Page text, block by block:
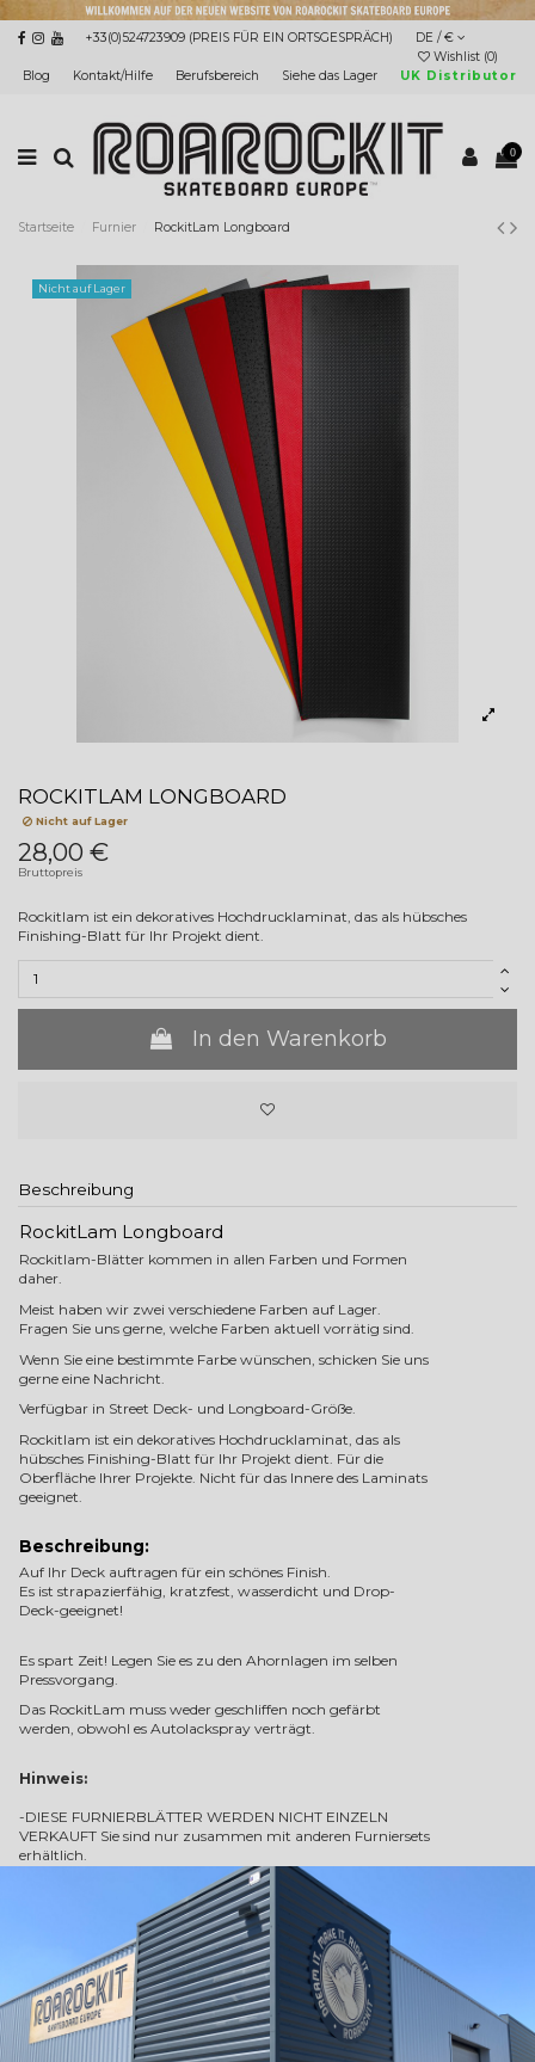
+33(0)524723909 (PREIS FÜR EIN ORTSGESPRÄCH)
DE / €
Wishlist (0)
Blog
Kontakt/Hilfe Berufsbereich Siehe das Lager UK Distributor
0
Startseite Furnier RockitLam Longboard
Nicht auf Lager
ROCKITLAM LONGBOARD
Nicht auf Lager
28,00 €
Bruttopreis
Rockitlam ist ein dekoratives Hochdrucklaminat, das als hübsches
Finishing-Blatt für Ihr Projekt dient.
In den Warenkorb
Beschreibung
RockitLam Longboard
Rockitlam-Blätter kommen in allen Farben und Formen
daher.
Meist haben wir zwei verschiedene Farben auf Lager.
Fragen Sie uns gerne, welche Farben aktuell vorrätig sind.
Wenn Sie eine bestimmte Farbe wünschen, schicken Sie uns
gerne eine Nachricht.
Verfügbar in Street Deck- und Longboard-Größe.
Rockitlam ist ein dekoratives Hochdrucklaminat, das als
hübsches Finishing-Blatt für Ihr Projekt dient. Für die
Oberfläche Ihrer Projekte. Nicht für das Innere des Laminats
geeignet.
Beschreibung:
Auf Ihr Deck auftragen für ein schönes Finish.
Es ist strapazierfähig, kratzfest, wasserdicht und Drop-
Deck-geeignet!
Es spart Zeit! Legen Sie es zu den Ahornlagen im selben
Pressvorgang.
Das RockitLam muss weder geschliffen noch gefärbt
werden, obwohl es Autolackspray verträgt.
Hinweis:
-DIESE FURNIERBLÄTTER WERDEN NICHT EINZELN
VERKAUFT Sie sind nur zusammen mit anderen Furniersets
erhältlich.
- wir versenden keine einzelnen Blätter.
Gebrauchsanweisung:
Verwenden Sie ausschließlich Titebond III (keinen
Kontaktkleber).
Verleimen Sie ein RockitLam Furnierblatt mit Ihren
Holzfurnieren und pressen Sie alles im TAP-Beutel für eine
feste Laminierung.